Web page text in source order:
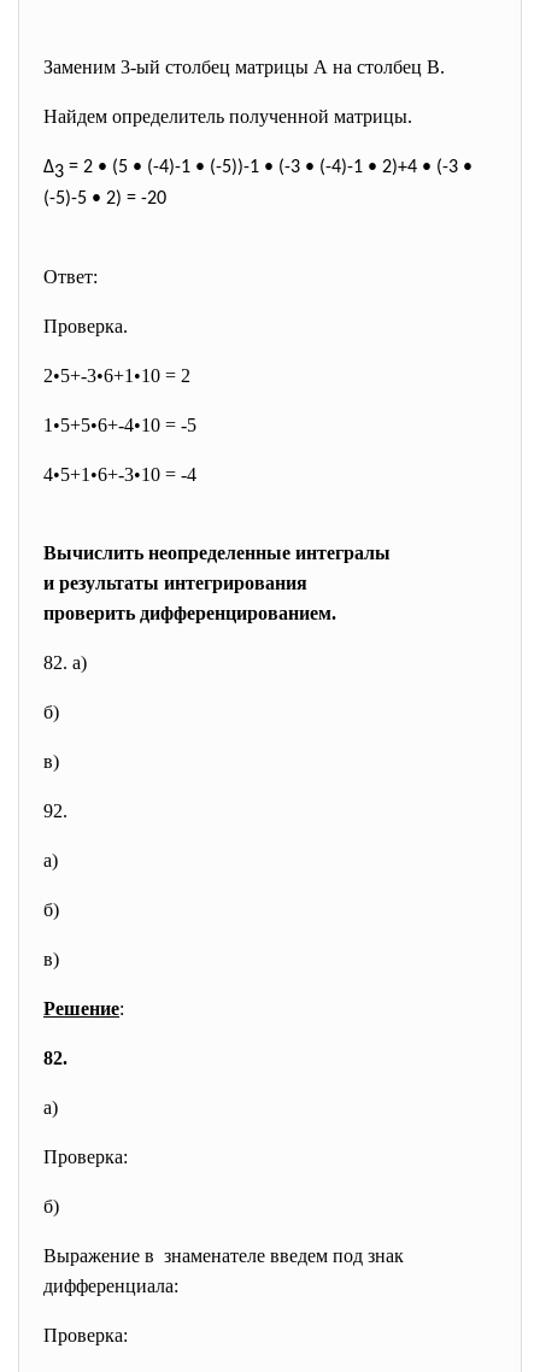
Заменим 3-ый столбец матрицы А на столбец В.
Найдем определитель полученной матрицы.
∆3 = 2 • (5 • (-4)-1 • (-5))-1 • (-3 • (-4)-1 • 2)+4 • (-3 •
(-5)-5 • 2) = -20
Ответ:
Проверка.
2•5+-3•6+1•10 = 2
1•5+5•6+-4•10 = -5
4•5+1•6+-3•10 = -4
Вычислить неопределенные интегралы
и результаты интегрирования
проверить дифференцированием.
82. а)
б)
в)
92.
а)
б)
в)
Решение:
82.
а)
Проверка:
б)
Выражение в знаменателе введем под знак
дифференциала:
Проверка: